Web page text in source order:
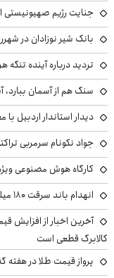
جنایت رژیم صهیونیستی
بانک شیر نوزادان در
تردید درباره آینده
سنگ هم از آسمان ببارد،
دیدار استاندار اردبیل
جواد نکونام سرمربی
کارگاه هوش مصنوعی
انهدام باند سرقت ۱۸۰ میلیاردی سیم و کابل برق در رفسنجان
آخرین اخبار از افزایش
کالابرگ قطعی است
پرواز قیمت طلا در